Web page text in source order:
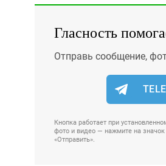
Гласность
Отправь сообщение,
Кнопка работает при
фото и видео — нажмите на
«Отправить».